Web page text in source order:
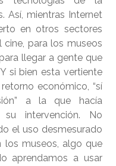
Así, mientras Internet
en otros sectores
para los museos
llegar a gente que
si bien esta vertiente
económico, “sí
a la que hacía
intervención. No
el uso desmesurado
museos, algo que
aprendamos a usar